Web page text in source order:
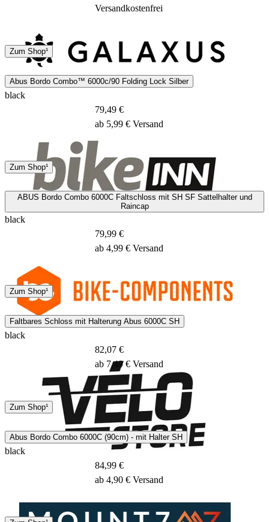
DHL
Sonstige
1 Tag
Versandkostenfrei
Zum Shop¹
Abus Bordo Combo™ 6000c/90 Folding Lock Silber
black
Hermes
29 - 31 Tage
79,49 €
ab 5,99 € Versand
Zum Shop¹
ABUS Bordo Combo 6000C Faltschloss mit SH SF Sattelhalter und
Raincap
black
DHL
2 - 4 Tage
79,99 €
ab 4,99 € Versand
Zum Shop¹
Faltbares Schloss mit Halterung Abus 6000C SH
black
Hermes
82,07 €
ab 7,49 € Versand
Zum Shop¹
Abus Bordo Combo 6000C (90cm) - mit Halter SH
black
84,99 €
ab 4,90 € Versand